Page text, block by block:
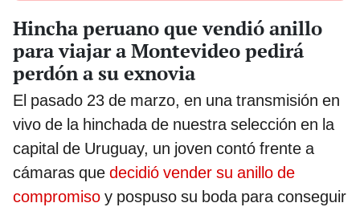
Hincha peruano que vendió anillo
para viajar a Montevideo pedirá
perdón a su exnovia
El pasado 23 de marzo, en una transmisión en
vivo de la hinchada de nuestra selección en la
capital de Uruguay, un joven contó frente a
cámaras que decidió vender su anillo de
compromiso y pospuso su boda para conseguir